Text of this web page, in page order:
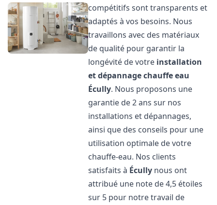
compétitifs sont transparents et
adaptés à vos besoins. Nous
travaillons avec des matériaux
de qualité pour garantir la
longévité de votre installation
et dépannage chauffe eau
Écully. Nous proposons une
garantie de 2 ans sur nos
installations et dépannages,
ainsi que des conseils pour une
utilisation optimale de votre
chauffe-eau. Nos clients
satisfaits à Écully nous ont
attribué une note de 4,5 étoiles
sur 5 pour notre travail de